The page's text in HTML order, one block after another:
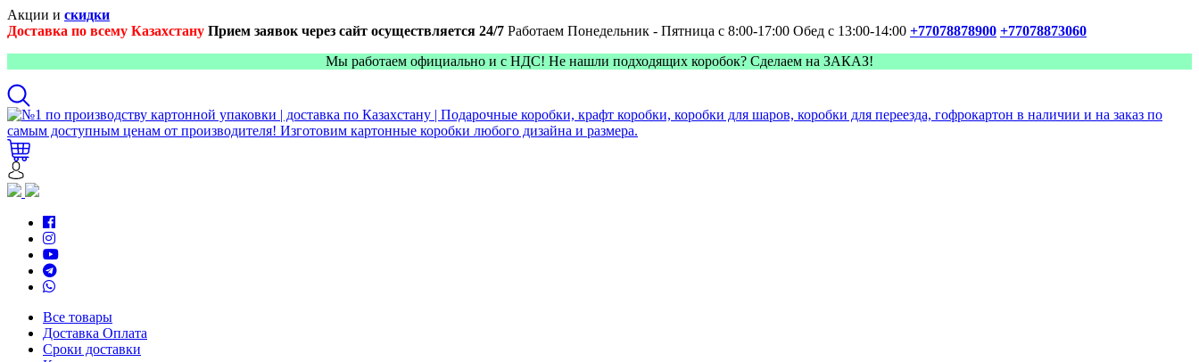
Акции и скидки
Доставка по всему Казахстану Прием заявок через сайт осуществляется 24/7 Работаем Понедельник - Пятница с 8:00-17:00 Обед с 13:00-14:00 +77078878900 +77078873060
Мы работаем официально и с НДС! Не нашли подходящих коробок? Сделаем на ЗАКАЗ!
Все товары
Доставка Оплата
Сроки доставки